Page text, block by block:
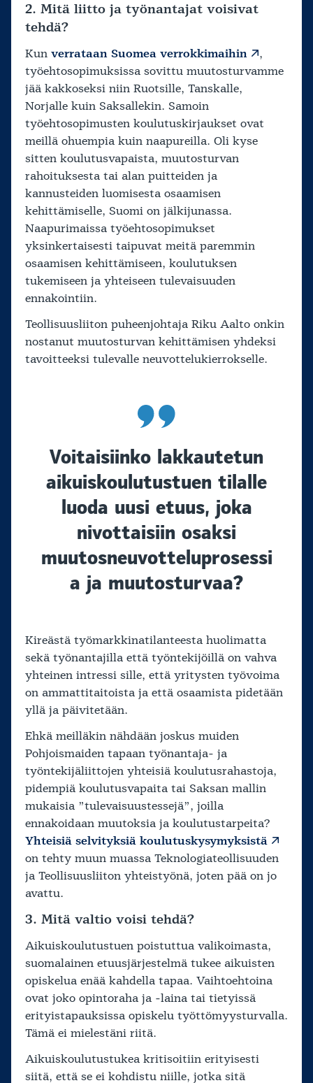
2. Mitä liitto ja työnantajat voisivat
tehdä?
Kun verrataan Suomea verrokkimaihin
,
työehtosopimuksissa sovittu muutosturvamme
jää kakkoseksi niin Ruotsille, Tanskalle,
Norjalle kuin Saksallekin. Samoin
työehtosopimusten koulutuskirjaukset ovat
meillä ohuempia kuin naapureilla. Oli kyse
sitten koulutusvapaista, muutosturvan
rahoituksesta tai alan puitteiden ja
kannusteiden luomisesta osaamisen
kehittämiselle, Suomi on jälkijunassa.
Naapurimaissa työehtosopimukset
yksinkertaisesti taipuvat meitä paremmin
osaamisen kehittämiseen, koulutuksen
tukemiseen ja yhteiseen tulevaisuuden
ennakointiin.
Teollisuusliiton puheenjohtaja Riku Aalto onkin
nostanut muutosturvan kehittämisen yhdeksi
tavoitteeksi tulevalle neuvottelukierrokselle.
Voitaisiinko lakkautetun
aikuiskoulutustuen tilalle
luoda uusi etuus, joka
nivottaisiin osaksi
muutosneuvotteluprosessi
a ja muutosturvaa?
Kireästä työmarkkinatilanteesta huolimatta
sekä työnantajilla että työntekijöillä on vahva
yhteinen intressi sille, että yritysten työvoima
on ammattitaitoista ja että osaamista pidetään
yllä ja päivitetään.
Ehkä meilläkin nähdään joskus muiden
Pohjoismaiden tapaan työnantaja- ja
työntekijäliittojen yhteisiä koulutusrahastoja,
pidempiä koulutusvapaita tai Saksan mallin
mukaisia ”tulevaisuustessejä”, joilla
ennakoidaan muutoksia ja koulutustarpeita?
Yhteisiä selvityksiä koulutuskysymyksistä
on tehty muun muassa Teknologiateollisuuden
ja Teollisuusliiton yhteistyönä, joten pää on jo
avattu.
3. Mitä valtio voisi tehdä?
Aikuiskoulutustuen poistuttua valikoimasta,
suomalainen etuusjärjestelmä tukee aikuisten
opiskelua enää kahdella tapaa. Vaihtoehtoina
ovat joko opintoraha ja -laina tai tietyissä
erityistapauksissa opiskelu työttömyysturvalla.
Tämä ei mielestäni riitä.
Aikuiskoulutustukea kritisoitiin erityisesti
siitä, että se ei kohdistu niille, jotka sitä